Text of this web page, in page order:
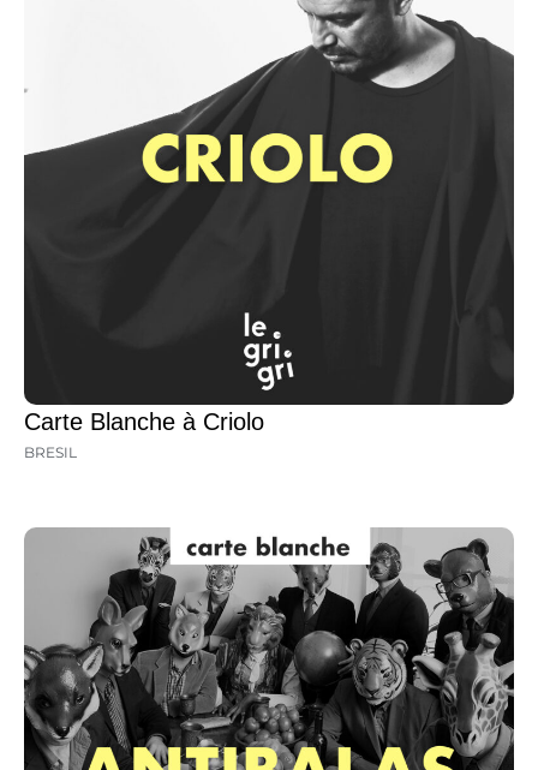
Carte Blanche à Criolo
BRESIL